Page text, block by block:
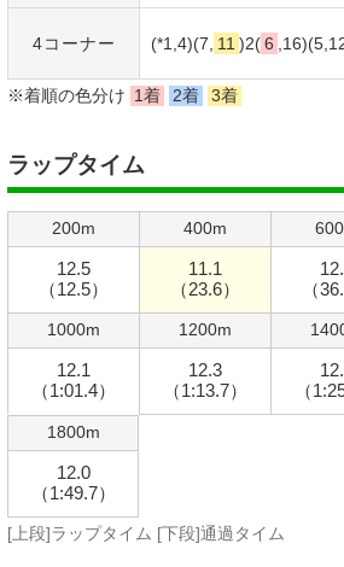
4コーナー (*1,4)(7, 11 )2( 6
※着順の色分け 1着 2着 3着
ラップタイム
200m
12.5
（12.5）
400m
11.1
（23.6）
（
1000m
12.1
（1:01.4）
1200m
12.3
（1:13.7）
（
1800m
12.0
（1:49.7）
[上段]ラップタイム [下段]通過タイム